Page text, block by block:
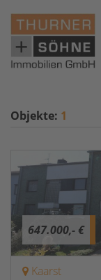
Objekte: 1
647.000,- €
Kaarst